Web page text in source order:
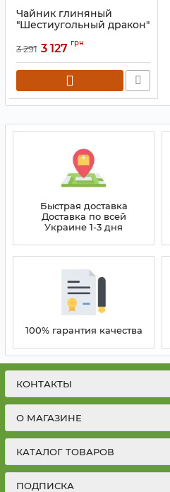
Чайник глиняный
"Шестиугольный дракон"
Артикул: 9200372
3 291 3 127 грн
Быстрая доставка
Доставка по всей
Украине 1-3 дня
100% гарантия качества
КОНТАКТЫ
О МАГАЗИНЕ
КАТАЛОГ ТОВАРОВ
ПОДПИСКА